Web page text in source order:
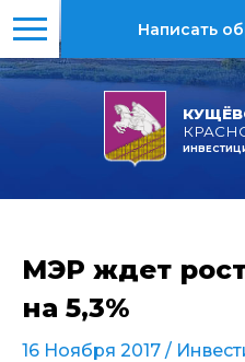
Написать
МЭР ждет
на 5,3%
16 Ноября 2017 /